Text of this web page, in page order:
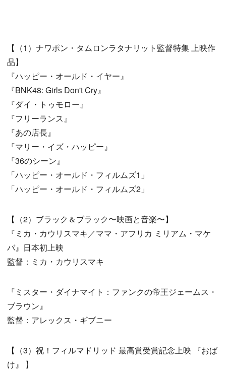
【（1）ナワポン・タムロンラタナリット監督特集 上映作
品】
『ハッピー・オールド・イヤー』
『BNK48: Girls Don't Cry』
『ダイ・トゥモロー』
『フリーランス』
『あの店長』
『マリー・イズ・ハッピー』
『36のシーン』
「ハッピー・オールド・フィルムズ1」
「ハッピー・オールド・フィルムズ2」
【（2）ブラック＆ブラック〜映画と音楽〜】
『ミカ・カウリスマキ／ママ・アフリカ ミリアム・マケ
バ』日本初上映
監督：ミカ・カウリスマキ
『ミスター・ダイナマイト：ファンクの帝王ジェームス・
ブラウン』
監督：アレックス・ギブニー
【（3）祝！フィルマドリッド 最高賞受賞記念上映 『おば
け』 】